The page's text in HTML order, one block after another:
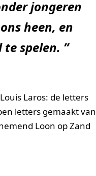
jongeren
heen, en
spelen. ”
Laros: de letters
letters gemaakt van
Loon op Zand